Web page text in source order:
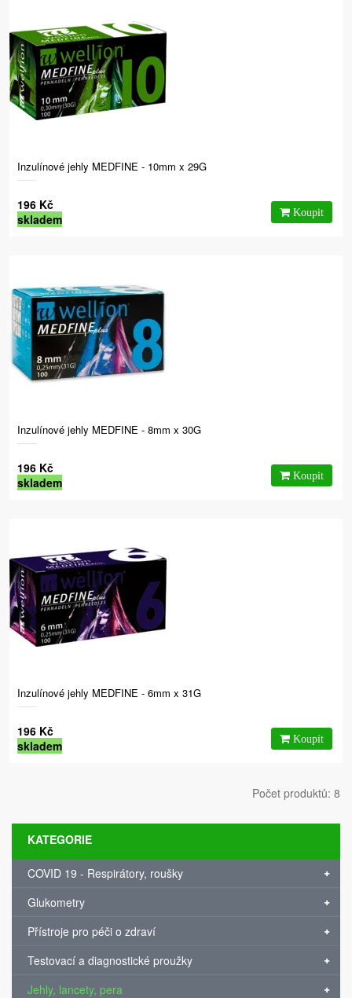
Inzulínové jehly MEDFINE - 10mm x 29G
196 Kč
skladem
Inzulínové jehly MEDFINE - 8mm x 30G
196 Kč
skladem
Inzulínové jehly MEDFINE - 6mm x 31G
196 Kč
skladem
Počet produktů: 8
KATEGORIE
COVID 19 - Respirátory, roušky
Glukometry
Přístroje pro péči o zdraví
Testovací a diagnostické proužky
Jehly, lancety, pera